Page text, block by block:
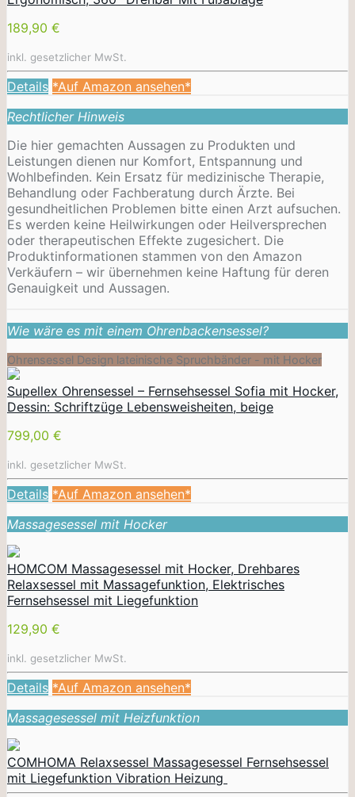
189,90 €
inkl. gesetzlicher MwSt.
Details *Auf Amazon ansehen*
Rechtlicher Hinweis
Die hier gemachten Aussagen zu Produkten und
Leistungen dienen nur Komfort, Entspannung und
Wohlbefinden. Kein Ersatz für medizinische Therapie,
Behandlung oder Fachberatung durch Ärzte. Bei
gesundheitlichen Problemen bitte einen Arzt aufsuchen.
Es werden keine Heilwirkungen oder Heilversprechen
oder therapeutischen Effekte zugesichert. Die
Produktinformationen stammen von den Amazon
Verkäufern – wir übernehmen keine Haftung für deren
Genauigkeit und Aussagen.
Wie wäre es mit einem Ohrenbackensessel?
Ohrensessel Design lateinische Spruchbänder - mit Hocker
Supellex Ohrensessel – Fernsehsessel Sofia mit Hocker,
Dessin: Schriftzüge Lebensweisheiten, beige
799,00 €
inkl. gesetzlicher MwSt.
Details *Auf Amazon ansehen*
Massagesessel mit Hocker
HOMCOM Massagesessel mit Hocker, Drehbares
Relaxsessel mit Massagefunktion, Elektrisches
Fernsehsessel mit Liegefunktion
129,90 €
inkl. gesetzlicher MwSt.
Details *Auf Amazon ansehen*
Massagesessel mit Heizfunktion
COMHOMA Relaxsessel Massagesessel Fernsehsessel
mit Liegefunktion Vibration Heizung